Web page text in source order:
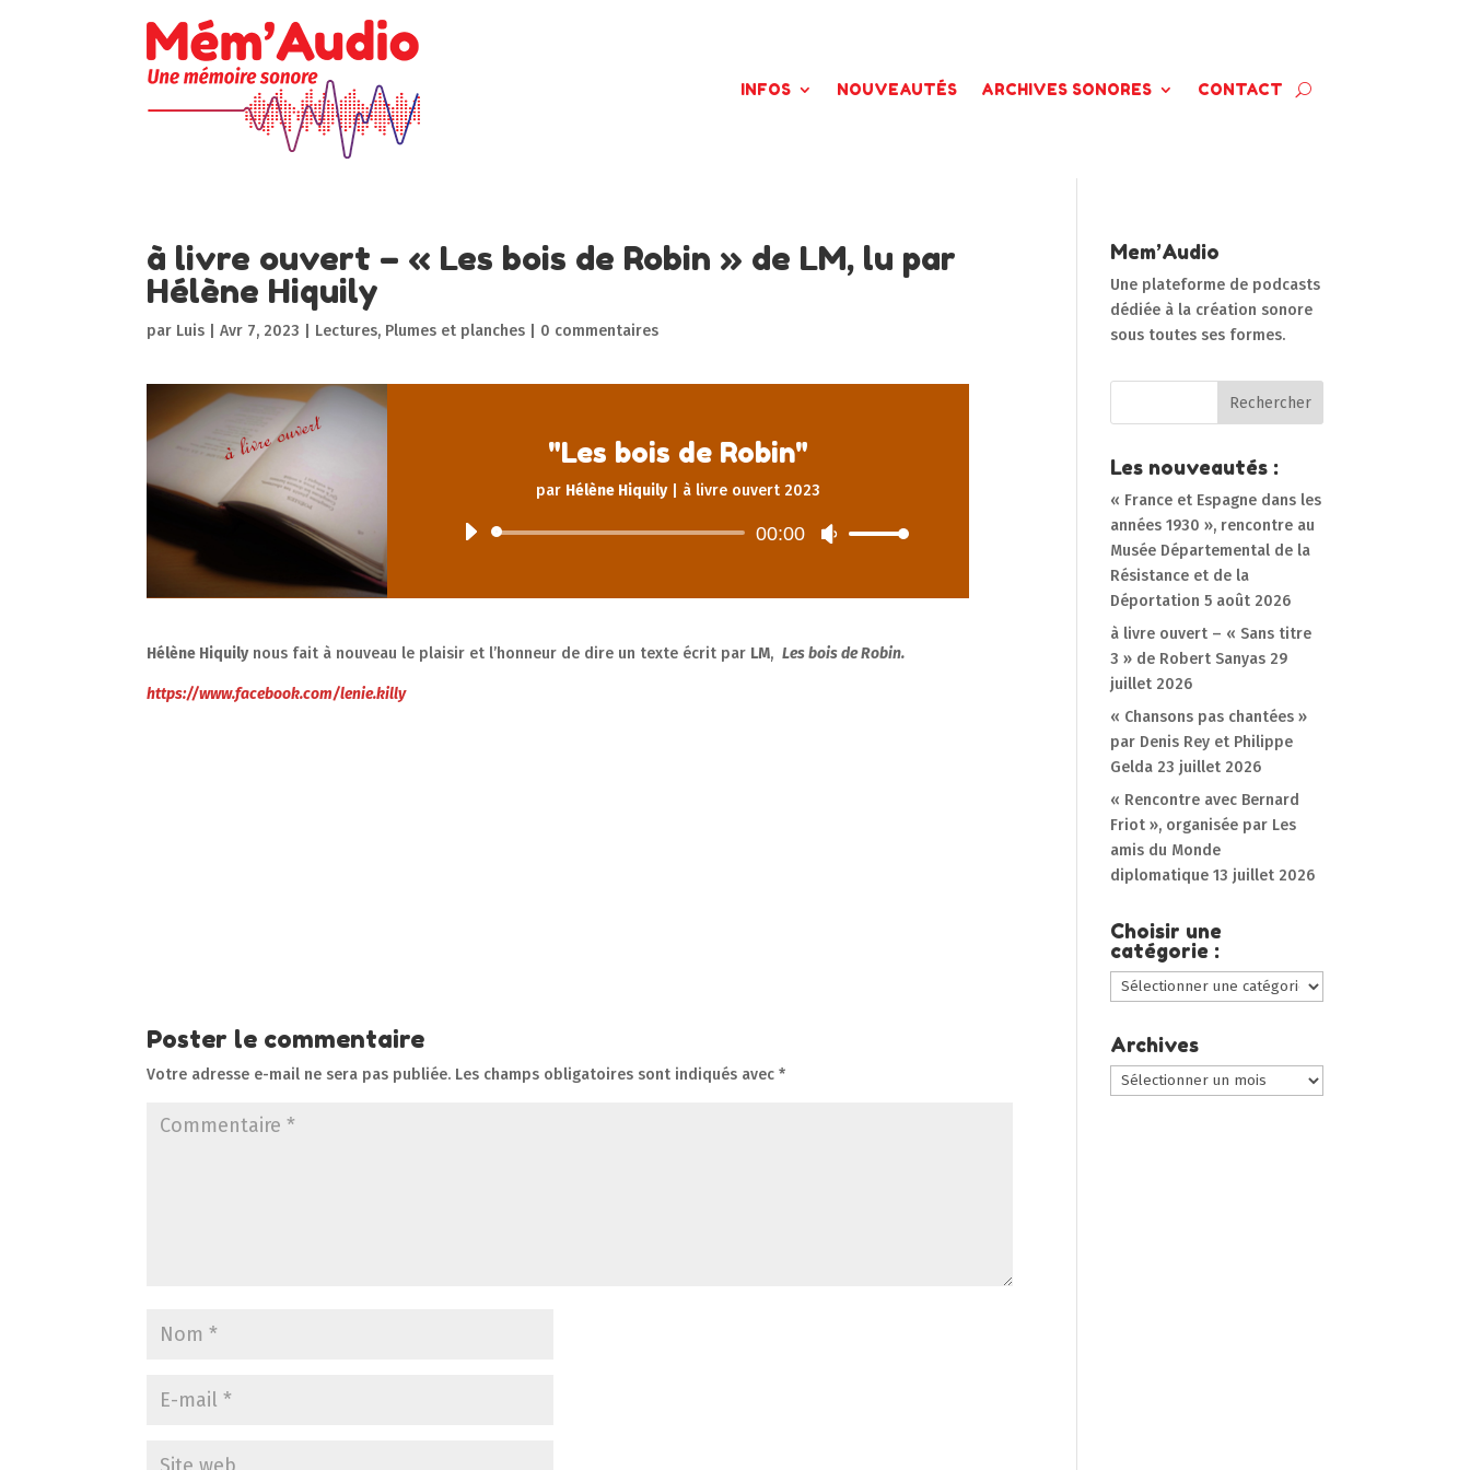
INFOS NOUVEAUTÉS ARCHIVES SONORES CONTACT
à livre ouvert – « Les bois de Robin » de LM, lu par
Hélène Hiquily
par Luis |Avr 7, 2023 Lectures, Plumes et planches 0 commentaires
"Les bois de Robin"
par Hélène Hiquily| à livre ouvert 2023
Lecteur
00:00
Utilisez
augmenter
Hélène Hiquilynous fait à nouveau le plaisir et l’honneur de dire un texte écrit par LM,Les bois de Robin.
https://www.facebook.com/lenie.killy
Poster le commentaire
Votre adresse e-mail ne sera pas publiée. Les champs obligatoires sont indiqués avec*
Mem’Audio
Une plateforme de podcasts
dédiée à la création sonore
sous toutes ses formes.
Les nouveautés :
« France et Espagne dans les
années 1930 », rencontre au
Musée Départemental de la
Résistance et de la
Déportation 5 août 2026
à livre ouvert – « Sans titre
3 » de Robert Sanyas 29
juillet 2026
« Chansons pas chantées »
par Denis Rey et Philippe
Gelda 23 juillet 2026
« Rencontre avec Bernard
Friot », organisée par Les
amis du Monde
diplomatique 13 juillet 2026
Choisir une
catégorie :
Choisir
une
catégorie
:
Archives
Archives